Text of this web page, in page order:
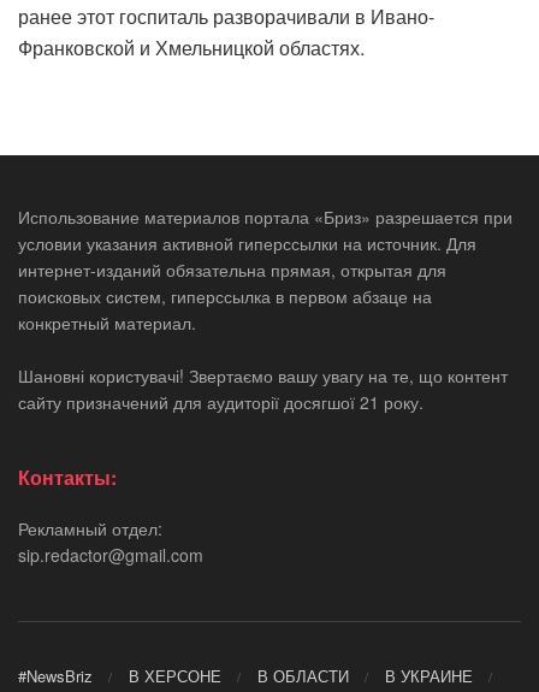
ранее этот госпиталь разворачивали в Ивано-
Франковской и Хмельницкой областях.
Использование материалов портала «Бриз» разрешается при
условии указания активной гиперссылки на источник. Для
интернет-изданий обязательна прямая, открытая для
поисковых систем, гиперссылка в первом абзаце на
конкретный материал.
Шановні користувачі! Звертаємо вашу увагу на те, що контент
сайту призначений для аудиторії досягшої 21 року.
Контакты:
Рекламный отдел:
sip.redactor@gmail.com
#NewsBriz В ХЕРСОНЕ В ОБЛАСТИ
В УКРАИНЕ